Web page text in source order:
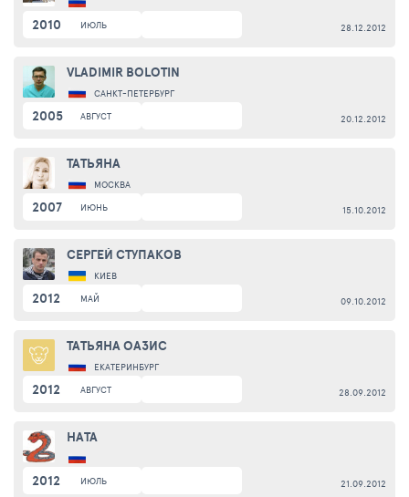
2010 ИЮЛЬ 28.12.2012
VLADIMIR BOLOTIN
САНКТ-ПЕТЕРБУРГ
2005 АВГУСТ 20.12.2012
ТАТЬЯНА
МОСКВА
2007 ИЮНЬ 15.10.2012
СЕРГЕЙ СТУПАКОВ
КИЕВ
2012 МАЙ 09.10.2012
ТАТЬЯНА ОАЗИС
ЕКАТЕРИНБУРГ
2012 АВГУСТ 28.09.2012
НАТА
2012 ИЮЛЬ 21.09.2012